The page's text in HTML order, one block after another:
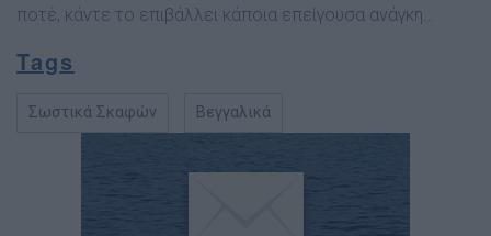
ποτέ, κάντε το επιβάλλει κάποια επείγουσα ανάγκη…
Tags
Σωστικά Σκαφών Βεγγαλικά